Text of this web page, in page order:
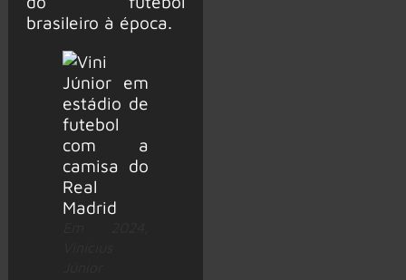
brasileiro à época.